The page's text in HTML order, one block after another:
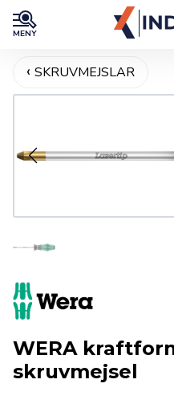
MENY
SKRUVMEJSLAR
WERA
skruvmejsel